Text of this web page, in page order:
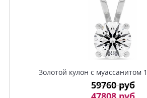
Золотой кулон с муассанитом
59760 руб